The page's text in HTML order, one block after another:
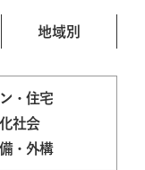
地域別
・住宅
社会
・外構